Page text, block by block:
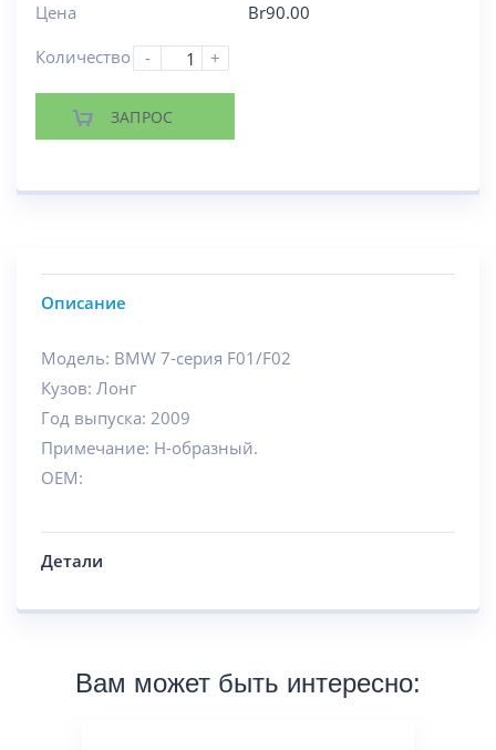
Цена Br90.00
Количество
- +
ЗАПРОС
Описание
Модель: BMW 7-серия F01/F02
Кузов: Лонг
Год выпуска: 2009
Примечание: Н-образный.
OEM:
Детали
Вам может быть интересно: